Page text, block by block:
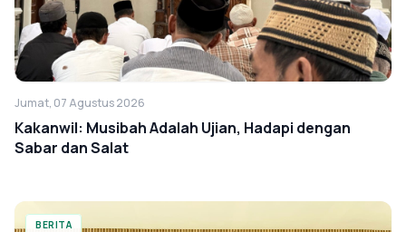
Jumat, 07 Agustus 2026
Kakanwil: Musibah Adalah Ujian, Hadapi dengan
Sabar dan Salat
BERITA